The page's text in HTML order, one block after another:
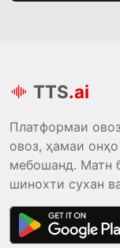
TTS.ai
Платформаи
овоз, ҳамаи
мебошанд. Матн
шинохти сухан